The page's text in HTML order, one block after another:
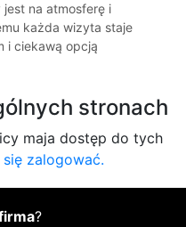
jest na atmosferę i
każda wizyta staje
i ciekawą opcją
stronach
maja dostęp do tych
zalogować.
?